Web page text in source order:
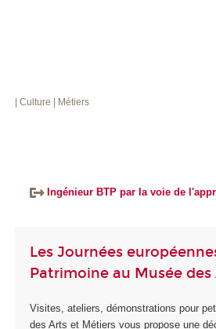
| Culture | Métiers
Ingénieur BTP par la voie de
Les Journées
Patrimoine au Musée
Visites, ateliers, démonstrations pour
des Arts et Métiers vous propose une